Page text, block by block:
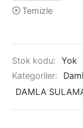
Temizle
Stok kodu:
Yok
Kategoriler:
DAMLA